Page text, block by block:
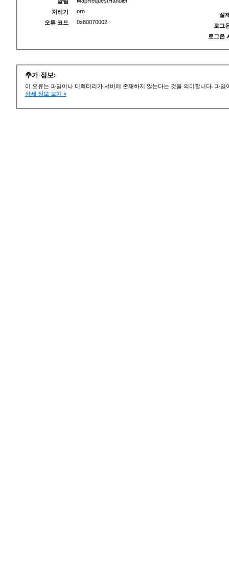
처리기
oro
오류 코드
0x80070002
실
로그
로그온
추가 정보:
이 오류는 파일이나 디렉터리가 서버에 존재하지 않는다는 것을 의미합니다. 파
상세 정보 보기 »